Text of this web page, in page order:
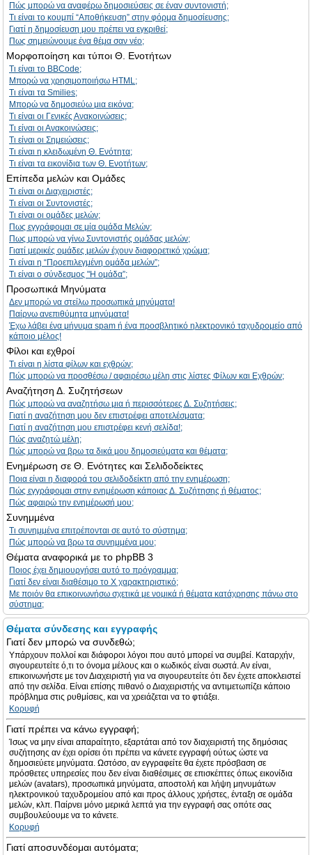
Πώς μπορώ να αναφέρω δημοσιεύσεις σε έναν συντονιστή;
Τι είναι το κουμπί “Αποθήκευση” στην φόρμα δημοσίευσης;
Γιατί η δημοσίευση μου πρέπει να εγκριθεί;
Πως σημειώνουμε ένα θέμα σαν νέο;
Μορφοποίηση και τύποι Θ. Ενοτήτων
Τι είναι το BBCode;
Μπορώ να χρησιμοποιήσω HTML;
Τι είναι τα Smilies;
Μπορώ να δημοσιεύω μια εικόνα;
Τι είναι οι Γενικές Ανακοινώσεις;
Τι είναι οι Ανακοινώσεις;
Τι είναι οι Σημειώσεις;
Τι είναι η κλειδωμένη Θ. Ενότητα;
Τι είναι τα εικονίδια των Θ. Ενοτήτων;
Επίπεδα μελών και Ομάδες
Τι είναι οι Διαχειριστές;
Τι είναι οι Συντονιστές;
Τι είναι οι ομάδες μελών;
Πως εγγράφομαι σε μία ομάδα Μελών;
Πως μπορώ να γίνω Συντονιστής ομάδας μελών;
Γιατί μερικές ομάδες μελών έχουν διαφορετικό χρώμα;
Τι είναι η “Προεπιλεγμένη ομάδα μελών”;
Τι είναι ο σύνδεσμος "Η ομάδα”;
Προσωπικά Μηνύματα
Δεν μπορώ να στείλω προσωπικά μηνύματα!
Παίρνω ανεπιθύμητα μηνύματα!
Έχω λάβει ένα μήνυμα spam ή ένα προσβλητικό ηλεκτρονικό ταχυδρομείο από
κάποιο μέλος!
Φίλοι και εχθροί
Τι είναι η λίστα φίλων και εχθρών;
Πώς μπορώ να προσθέσω / αφαιρέσω μέλη στις λίστες Φίλων και Εχθρών;
Αναζήτηση Δ. Συζητήσεων
Πώς μπορώ να αναζητήσω μια ή περισσότερες Δ. Συζητήσεις;
Γιατί η αναζήτηση μου δεν επιστρέφει αποτελέσματα;
Γιατί η αναζήτηση μου επιστρέφει κενή σελίδα!;
Πώς αναζητώ μέλη;
Πώς μπορώ να βρω τα δικά μου δημοσιεύματα και θέματα;
Ενημέρωση σε Θ. Ενότητες και Σελιδοδείκτες
Ποια είναι η διαφορά του σελιδοδείκτη από την ενημέρωση;
Πώς εγγράφομαι στην ενημέρωση κάποιας Δ. Συζήτησης ή θέματος;
Πώς αφαιρώ την ενημέρωσή μου;
Συνημμένα
Τι συνημμένα επιτρέπονται σε αυτό το σύστημα;
Πώς μπορώ να βρω τα συνημμένα μου;
Θέματα αναφορικά με το phpBB 3
Ποιος έχει δημιουργήσει αυτό το πρόγραμμα;
Γιατί δεν είναι διαθέσιμο το Χ χαρακτηριστικό;
Με ποιόν θα επικοινωνήσω σχετικά με νομικά ή θέματα κατάχρησης πάνω στο
σύστημα;
Θέματα σύνδεσης και εγγραφής
Γιατί δεν μπορώ να συνδεθώ;
Υπάρχουν πολλοί και διάφοροι λόγοι που αυτό μπορεί να συμβεί. Καταρχήν,
σιγουρευτείτε ό,τι το όνομα μέλους και ο κωδικός είναι σωστά. Αν είναι,
επικοινωνήστε με τον Διαχειριστή για να σιγουρευτείτε ότι δεν έχετε αποκλειστεί
από την σελίδα. Είναι επίσης πιθανό ο Διαχειριστής να αντιμετωπίζει κάποιο
πρόβλημα στις ρυθμίσεις, και να χρειάζεται να το φτιάξει.
Κορυφή
Γιατί πρέπει να κάνω εγγραφή;
Ίσως να μην είναι απαραίτητο, εξαρτάται από τον διαχειριστή της δημόσιας
συζήτησης αν έχει ορίσει ότι πρέπει να κάνετε εγγραφή ούτως ώστε να
δημοσιεύετε μηνύματα. Ωστόσο, αν εγγραφείτε θα έχετε πρόσβαση σε
πρόσθετες υπηρεσίες που δεν είναι διαθέσιμες σε επισκέπτες όπως εικονίδια
μελών (avatars), προσωπικά μηνύματα, αποστολή και λήψη μηνυμάτων
ηλεκτρονικού ταχυδρομείου από και προς άλλους χρήστες, ένταξη σε ομάδα
μελών, κλπ. Παίρνει μόνο μερικά λεπτά για την εγγραφή σας οπότε σας
συμβουλεύουμε να το κάνετε.
Κορυφή
Γιατί αποσυνδέομαι αυτόματα;